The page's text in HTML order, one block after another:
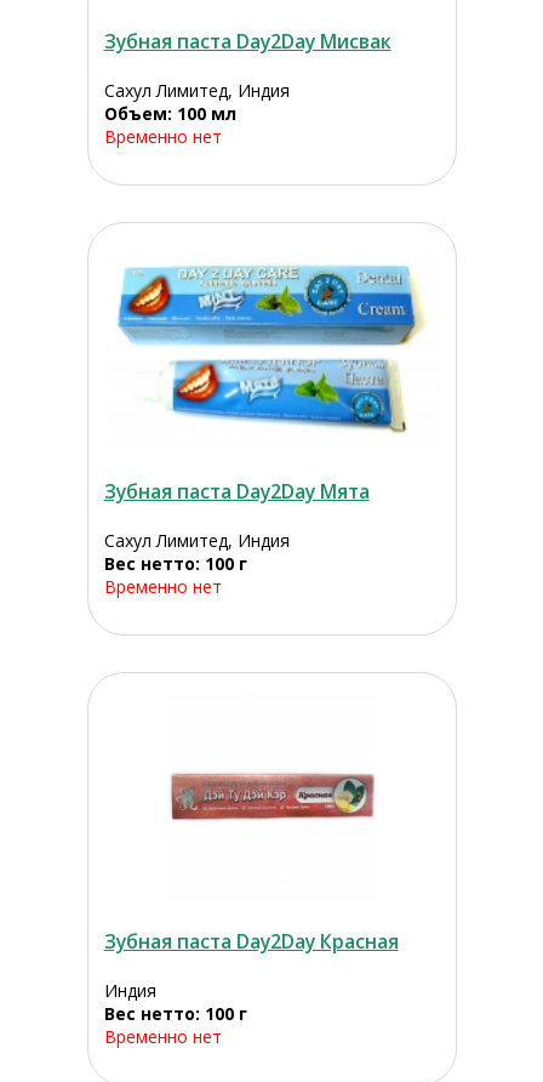
Зубная паста Day2Day Мисвак
Сахул Лимитед, Индия
Объем: 100 мл
Временно нет
Зубная паста Day2Day Мята
Сахул Лимитед, Индия
Вес нетто: 100 г
Временно нет
Зубная паста Day2Day Красная
Индия
Вес нетто: 100 г
Временно нет